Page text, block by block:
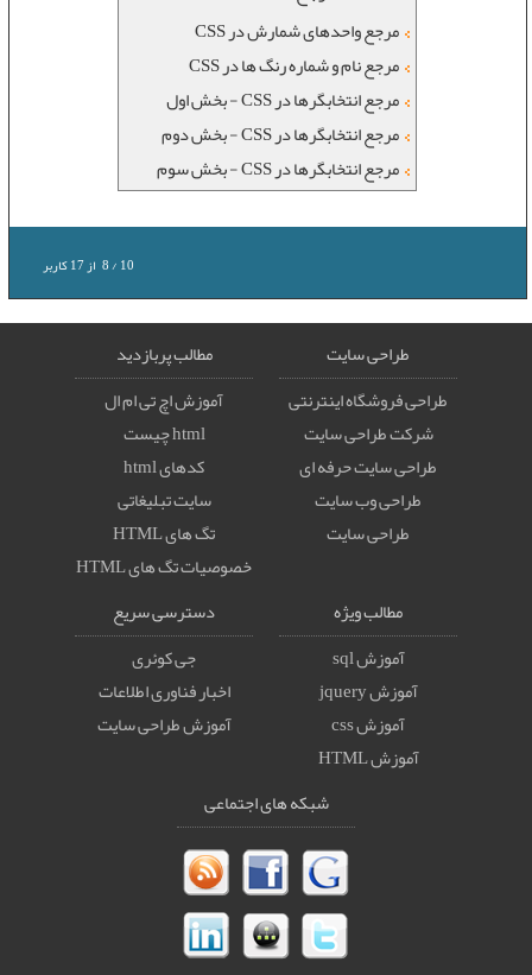
مرجع واحدهای شمارش در CSS
مرجع نام و شماره رنگ ها در CSS
مرجع انتخابگرها در CSS - بخش اول
مرجع انتخابگرها در CSS - بخش دوم
مرجع انتخابگرها در CSS - بخش سوم
8/10 از17کاربر
طراحی سایت
طراحی فروشگاه اینترنتی
شرکت طراحی سایت
طراحی سایت حرفه ای
طراحی وب سایت
طراحی سایت
مطالب پربازدید
آموزش اچ تی ام ال
html چیست
کدهای html
سایت تبلیغاتی
تگ های HTML
خصوصيات تگ های HTML
مطالب ویژه
آموزش sql
آموزش jquery
آموزش css
آموزش HTML
دسترسی سریع
جی کوئری
اخبار فناوری اطلاعات
آموزش طراحی سایت
شبکه های اجتماعی